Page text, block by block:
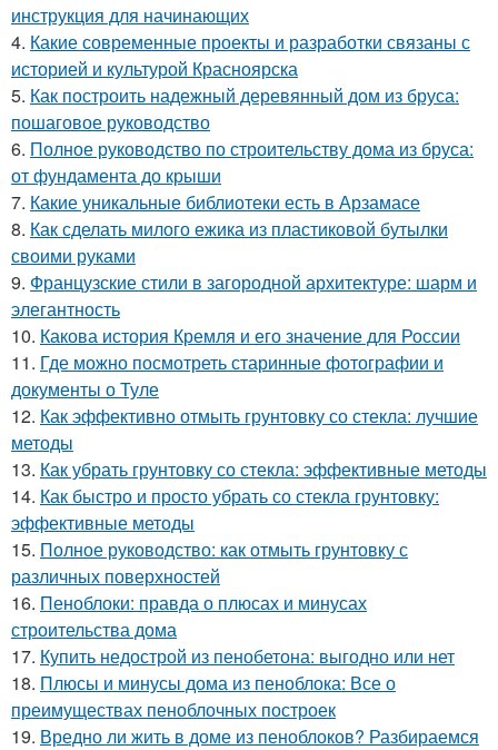
инструкция для начинающих
4. Какие современные проекты и разработки связаны с
историей и культурой Красноярска
5. Как построить надежный деревянный дом из бруса:
пошаговое руководство
6. Полное руководство по строительству дома из бруса:
от фундамента до крыши
7. Какие уникальные библиотеки есть в Арзамасе
8. Как сделать милого ежика из пластиковой бутылки
своими руками
9. Французские стили в загородной архитектуре: шарм и
элегантность
10. Какова история Кремля и его значение для России
11. Где можно посмотреть старинные фотографии и
документы о Туле
12. Как эффективно отмыть грунтовку со стекла: лучшие
методы
13. Как убрать грунтовку со стекла: эффективные методы
14. Как быстро и просто убрать со стекла грунтовку:
эффективные методы
15. Полное руководство: как отмыть грунтовку с
различных поверхностей
16. Пеноблоки: правда о плюсах и минусах
строительства дома
17. Купить недострой из пенобетона: выгодно или нет
18. Плюсы и минусы дома из пеноблока: Все о
преимуществах пеноблочных построек
19. Вредно ли жить в доме из пеноблоков? Разбираемся